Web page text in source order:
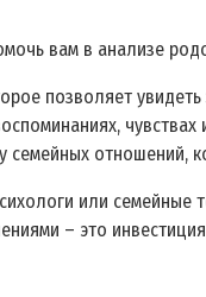
вам в анализе
позволяет
отношений,
или
– это